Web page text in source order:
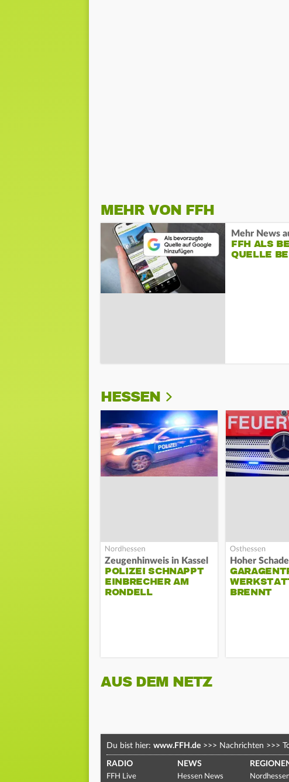
MEHR VON FFH
Mehr News
FFH ALS
QUELLE
HESSEN
Zeugenhinweis in Kassel
POLIZEI SCHNAPPT
EINBRECHER AM
RONDELL
BRENNT
AUS DEM NETZ
Du bist hier: www.FFH.de >>> Nachrichten >>>
RADIO
FFH Live
NEWS
Hessen News